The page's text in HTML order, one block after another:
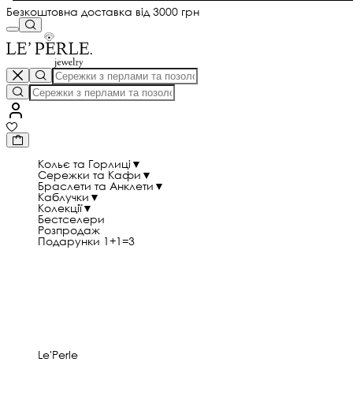
Безкоштовна доставка від 3000 грн
Кольє та Горлиці ▼
Сережки та Кафи ▼
Браслети та Анклети ▼
Каблучки ▼
Колекції▼
Бестселери
Розпродаж
Подарунки 1+1=3
Le'Perle